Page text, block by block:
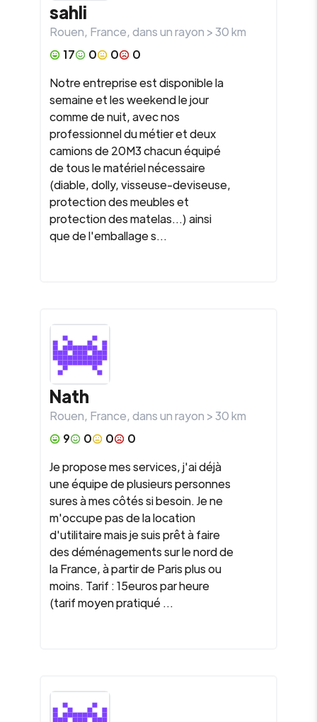
sahli
Rouen, France, dans un rayon >30km
17
0 0
0
Notre entreprise est disponible la
semaine et les weekend le jour
comme de nuit, avec nos
professionnel du métier et deux
camions de 20M3 chacun équipé
de tous le matériel nécessaire
(diable, dolly, visseuse-deviseuse,
protection des meubles et
protection des matelas...) ainsi
que de l'emballage s...
Nath
Rouen, France, dans un rayon >30km
9
0 0
0
Je propose mes services, j'ai déjà
une équipe de plusieurs personnes
sures à mes côtés si besoin. Je ne
m'occupe pas de la location
d'utilitaire mais je suis prêt à faire
des déménagements sur le nord de
la France, à partir de Paris plus ou
moins. Tarif : 15euros par heure
(tarif moyen pratiqué ...